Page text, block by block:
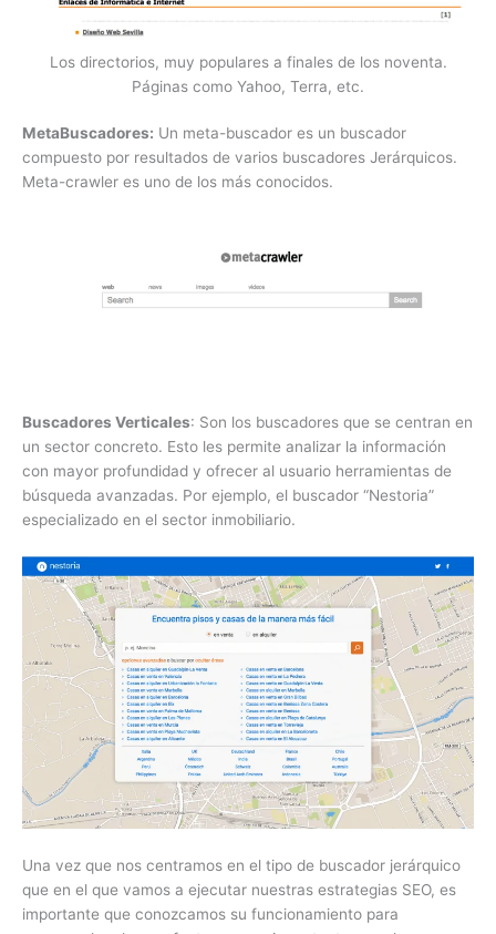
Los directorios, muy populares a finales de los noventa.
Páginas como Yahoo, Terra, etc.
MetaBuscadores: Un meta-buscador es un buscador
compuesto por resultados de varios buscadores Jerárquicos.
Meta-crawler es uno de los más conocidos.
Buscadores Verticales: Son los buscadores que se centran en
un sector concreto. Esto les permite analizar la información
con mayor profundidad y ofrecer al usuario herramientas de
búsqueda avanzadas. Por ejemplo, el buscador “Nestoria”
especializado en el sector inmobiliario.
Una vez que nos centramos en el tipo de buscador jerárquico
que en el que vamos a ejecutar nuestras estrategias SEO, es
importante que conozcamos su funcionamiento para